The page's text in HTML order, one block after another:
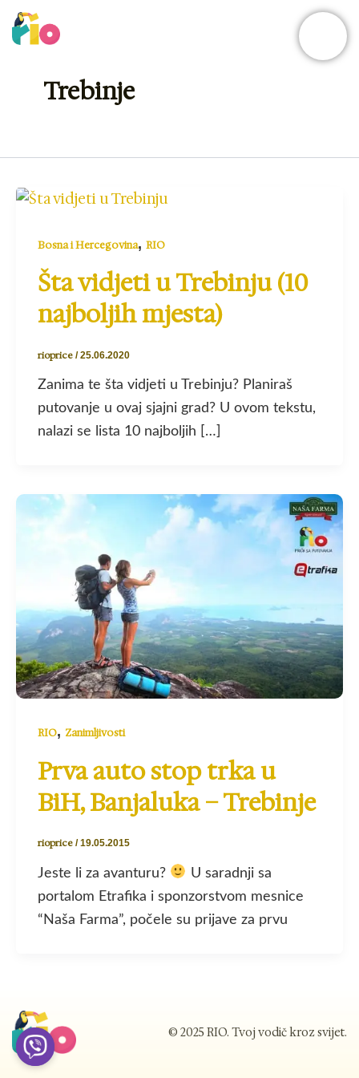
Skip
to
Trebinje
Bosna i Hercegovina, RIO
Šta vidjeti u Trebinju (10
najboljih mjesta)
rioprice /25.06.2020
Zanima te šta vidjeti u Trebinju? Planiraš
putovanje u ovaj sjajni grad? U ovom tekstu,
nalazi se lista 10 najboljih […]
RIO, Zanimljivosti
Prva auto stop trka u
BiH, Banjaluka – Trebinje
rioprice /19.05.2015
Jeste li za avanturu?
U saradnji sa
portalom Etrafika i sponzorstvom mesnice
“Naša Farma”, počele su prijave za prvu
© 2025 RIO. Tvoj vodič kroz svijet.